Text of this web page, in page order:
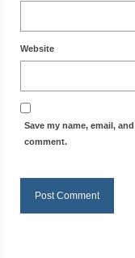
Website
Save my name, email,
comment.